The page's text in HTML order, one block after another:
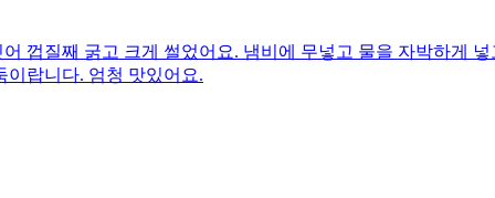
껍질째 굵고 크게 썰었어요. 냄비에 무넣고 물을 자박하게
이랍니다. 엄청 맛있어요.